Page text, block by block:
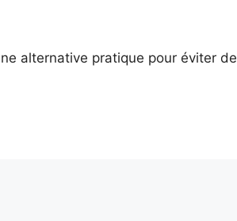
alternative pratique pour éviter de